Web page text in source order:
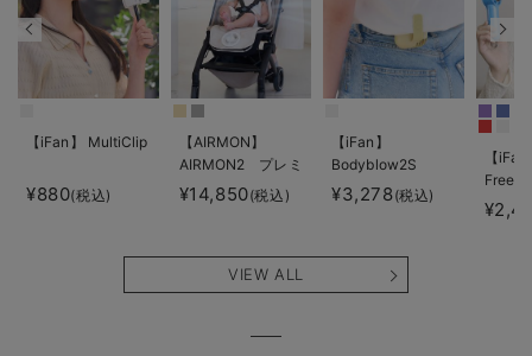
【iFan】 MultiClip
¥880(税込)
【AIRMON】
AIRMON2 プレミ
アム
¥14,850(税込)
【iFan】
Bodyblow2S
¥3,278(税込)
【
Freeze
VIEW ALL